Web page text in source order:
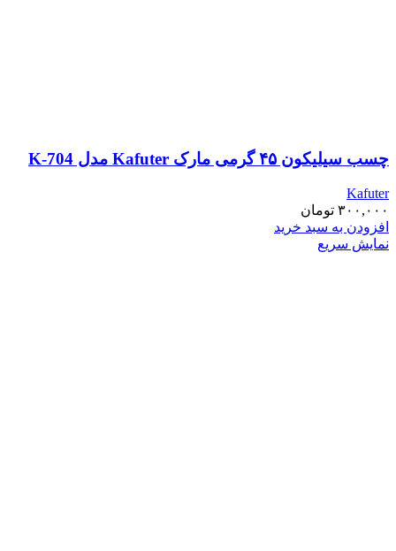
چسب سیلیکون ۴۵ گرمی مارک Kafuter مدل K-704
Kafuter
۳۰۰,۰۰۰ تومان
افزودن به سبد خرید
نمایش سریع